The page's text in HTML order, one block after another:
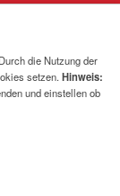
die Nutzung der
setzen.Hinweis:
und einstellen ob